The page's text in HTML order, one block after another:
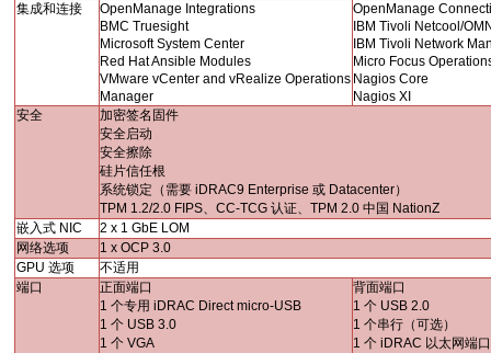
集成和连接
OpenManage Integrations
BMC Truesight
Microsoft System Center
Red Hat Ansible Modules
VMware vCenter and vRealize Operations
Manager
OpenManage
IBM Tivoli Netcool/
IBM Tivoli Network
Micro Focus
Nagios Core
Nagios XI
安全
加密签名固件
安全启动
安全擦除
硅片信任根
系统锁定（需要iDRAC9 Enterprise或 Datacenter）
TPM 1.2/2.0 FIPS、CC-TCG认证、TPM 2.0中国 NationZ
嵌入式NIC
2 x 1 GbE LOM
网络选项
1 x OCP 3.0
GPU 选项
不适用
端口
正面端口
1个专用iDRAC Direct micro-USB
1个 USB 3.0
1个VGA
背面端口
1个 USB 2.0
1个串行（可选）
1个iDRAC 以太网端口